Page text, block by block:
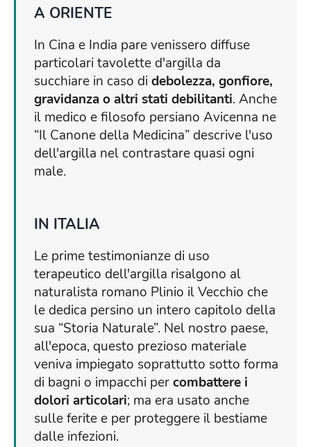
A ORIENTE
In Cina e India pare venissero diffuse
particolari tavolette d'argilla da
succhiare in caso di debolezza, gonfiore,
gravidanza o altri stati debilitanti. Anche
il medico e filosofo persiano Avicenna ne
“Il Canone della Medicina” descrive l'uso
dell'argilla nel contrastare quasi ogni
male.
IN ITALIA
Le prime testimonianze di uso
terapeutico dell'argilla risalgono al
naturalista romano Plinio il Vecchio che
le dedica persino un intero capitolo della
sua “Storia Naturale”. Nel nostro paese,
all'epoca, questo prezioso materiale
veniva impiegato soprattutto sotto forma
di bagni o impacchi percombattere i
dolori articolari; ma era usato anche
sulle ferite e per proteggere il bestiame
dalle infezioni.